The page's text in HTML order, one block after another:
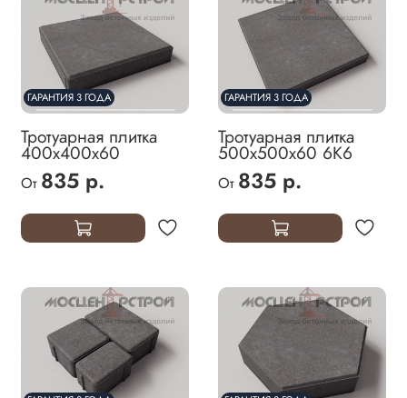
ГАРАНТИЯ 3 ГОДА
Тротуарная плитка
400х400х60
От 835 р.
ГАРАНТИЯ 3 ГОДА
Тротуарная плитка
500х500х60 6К6
От 835 р.